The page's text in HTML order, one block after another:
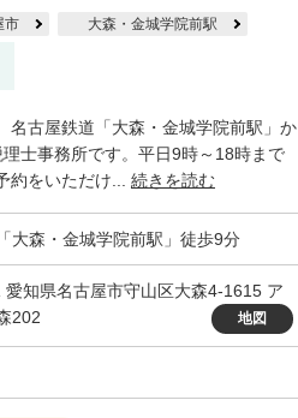
市 大森・金城学院前駅
名古屋鉄道「大森・金城学院前駅」か
士事務所です。平日9時～18時まで
約をいただけ... 続きを読む
大森・金城学院前駅」徒歩9分
愛知県名古屋市守山区大森4-1615 ア
202
地図